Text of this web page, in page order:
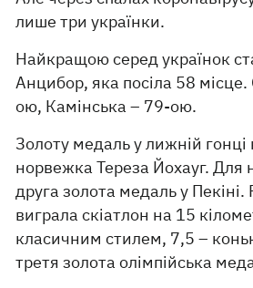
лише три українки.
Найкращою серед українок
Анцибор, яка посіла 58
ою, Камінська – 79-ою.
Золоту медаль у лижній
норвежка Тереза Йохауг.
друга золота медаль у
виграла скіатлон на 15
класичним стилем, 7,5 –
третя золота олімпійська